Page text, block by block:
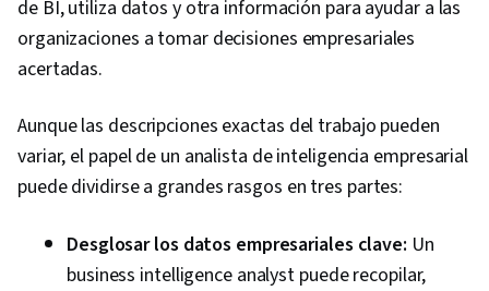
de BI, utiliza datos y otra información para ayudar a las
organizaciones a tomar decisiones empresariales
acertadas.
Aunque las descripciones exactas del trabajo pueden
variar, el papel de un analista de inteligencia empresarial
puede dividirse a grandes rasgos en tres partes:
Desglosar los datos empresariales clave: Un
business intelligence analyst puede recopilar,